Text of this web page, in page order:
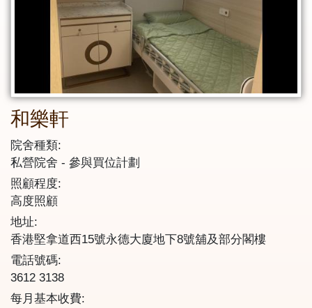
和樂軒
院舍種類:
私營院舍
參與買位計劃
照顧程度:
高度照顧
地址:
香港堅拿道西15號永德大廈地下8號舖及部分閣樓
電話號碼:
3612 3138
每月基本收費: